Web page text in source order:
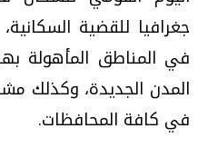
جغرافيا للقضية
في المناطق المأهولة
المدن الجديدة، وكذلك
في كافة المحافظات.